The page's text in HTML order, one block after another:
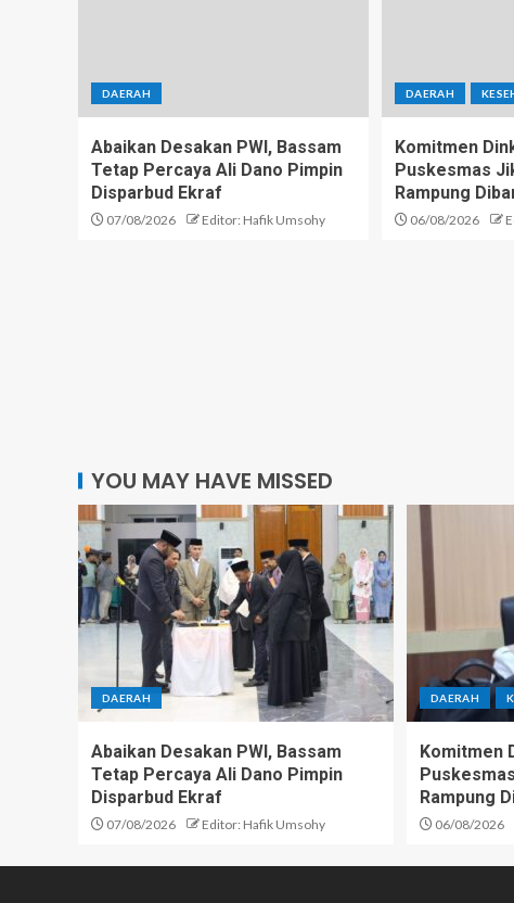
DAERAH
Abaikan Desakan PWI, Bassam
Tetap Percaya Ali Dano Pimpin
Disparbud Ekraf
07/08/2026 Editor: Hafik Umsohy
DAERAH
Komitmen
Puskesmas
Rampung
06/08/2026
YOU MAY HAVE MISSED
DAERAH
Abaikan Desakan PWI, Bassam
Tetap Percaya Ali Dano Pimpin
Disparbud Ekraf
07/08/2026 Editor: Hafik Umsohy
DAERAH
Komitmen
Rampung
06/08/2026